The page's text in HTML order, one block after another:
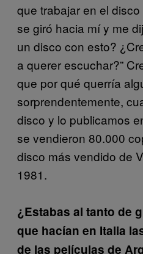
que trabajar en el
se giró hacia mí y me
un disco con esto?
a querer escuchar?”
que por qué querría
sorprendentemente,
disco y lo publicamos
se vendieron 80.000
disco más vendido de
1981.
¿Estabas al tanto de
que hacían en Italia
de las películas de